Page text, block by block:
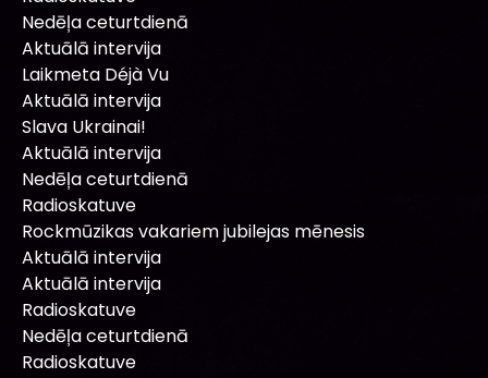
Nedēļa ceturtdienā
Aktuālā intervija
Laikmeta Déjà Vu
Aktuālā intervija
Slava Ukrainai!
Aktuālā intervija
Nedēļa ceturtdienā
Radioskatuve
Rockmūzikas vakariem jubilejas mēnesis
Aktuālā intervija
Aktuālā intervija
Radioskatuve
Nedēļa ceturtdienā
Radioskatuve